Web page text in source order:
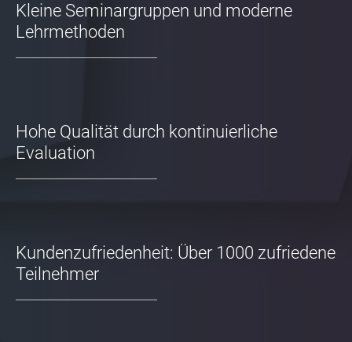
Kleine Seminargruppen und moderne
Lehrmethoden
Hohe Qualität durch kontinuierliche
Evaluation
Kundenzufriedenheit: Über 1000 zufriedene
Teilnehmer